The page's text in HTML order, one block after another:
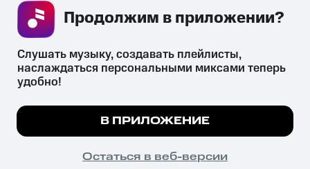
СКАЧАТЬ ПРИЛОЖЕНИЕ
психотропных веществ, их аналогов причиняет вред здоровью,
их незаконный оборот запрещён и влечёт установленную
законодательством ответственность.
© 2026 ООО «КИОН».
Все права защищены
Мы используем куки, чтобы на сайте все
Подробнее
ПОНЯТНО
Слушать музыку, создавать плейлисты,
наслаждаться персональными миксами теперь
удобно!
В ПРИЛОЖЕНИЕ
Остаться в веб-версии